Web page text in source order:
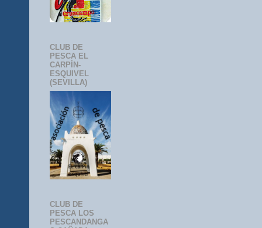
CLUB DE
PESCA EL
CARPÍN-
ESQUIVEL
(SEVILLA)
CLUB DE
PESCA LOS
PESCANDANGA